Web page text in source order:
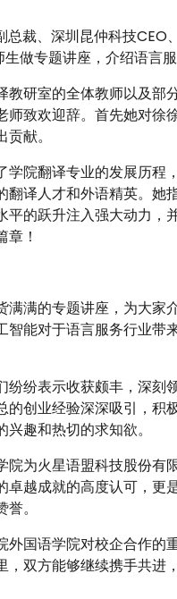
裁、深圳昆仲科技
做专题讲座，介绍语言服
教研室的全体教师以及
师致欢迎辞。首先她对
献。
院翻译专业的发展历程
译人才和外语精英。她
平的跃升注入强大动力
！
满满的专题讲座，为大
智能对于语言服务行业
纷纷表示收获颇丰，深刻
的创业经验深深吸引，积
趣和热切的求知欲。
为火星语盟科技股份有
卓越成就的高度认可，
。
外国语学院对校企合作
，双方能够继续携手共